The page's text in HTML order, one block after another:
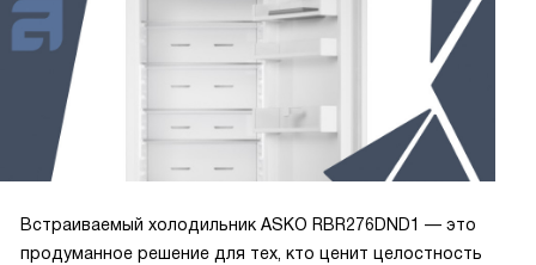
Встраиваемый холодильник ASKO RBR276DND1 — это
продуманное решение для тех, кто ценит целостность